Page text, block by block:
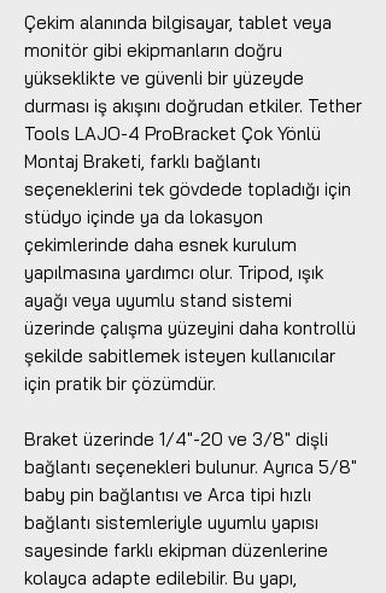
Çekim alanında bilgisayar, tablet veya
monitör gibi ekipmanların doğru
yükseklikte ve güvenli bir yüzeyde
durması iş akışını doğrudan etkiler. Tether
Tools LAJO-4 ProBracket Çok Yönlü
Montaj Braketi, farklı bağlantı
seçeneklerini tek gövdede topladığı için
stüdyo içinde ya da lokasyon
çekimlerinde daha esnek kurulum
yapılmasına yardımcı olur. Tripod, ışık
ayağı veya uyumlu stand sistemi
üzerinde çalışma yüzeyini daha kontrollü
şekilde sabitlemek isteyen kullanıcılar
için pratik bir çözümdür.
Braket üzerinde 1/4"-20 ve 3/8" dişli
bağlantı seçenekleri bulunur. Ayrıca 5/8"
baby pin bağlantısı ve Arca tipi hızlı
bağlantı sistemleriyle uyumlu yapısı
sayesinde farklı ekipman düzenlerine
kolayca adapte edilebilir. Bu yapı,